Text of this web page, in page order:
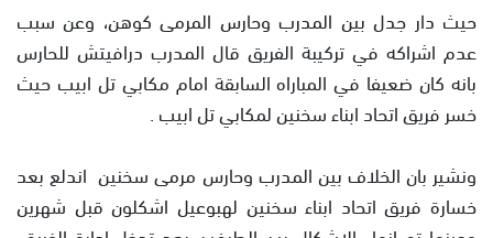
حيث دار جدل بين المدرب وحارس المرمى كوهن، وعن سبب
عدم اشراكه في تركيبة الفريق قال المدرب درافيتش للحارس
بانه كان ضعيفا في المباراه السابقة امام مكابي تل ابيب حيث
خسر فريق اتحاد ابناء سخنين لمكابي تل ابيب .
ونشير بان الخلاف بين المدرب وحارس مرمى سخنين اندلع بعد
خسارة فريق اتحاد ابناء سخنين لهبوعيل اشكلون قبل شهرين